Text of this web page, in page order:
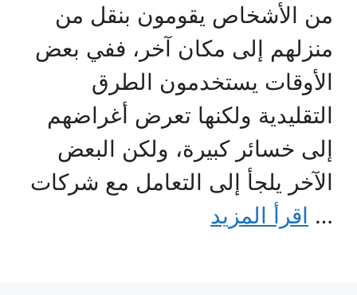
من الأشخاص يقومون بنقل من
منزلهم إلى مكان آخر، ففي بعض
الأوقات يستخدمون الطرق
التقليدية ولكنها تعرض أغراضهم
إلى خسائر كبيرة، ولكن البعض
الآخر يلجأ إلى التعامل مع شركات
… اقرأ المزيد